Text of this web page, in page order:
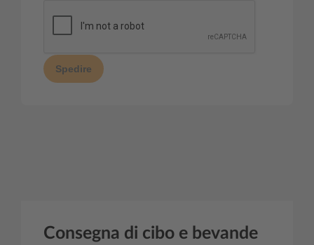
Spedire
Consegna di cibo e bevande